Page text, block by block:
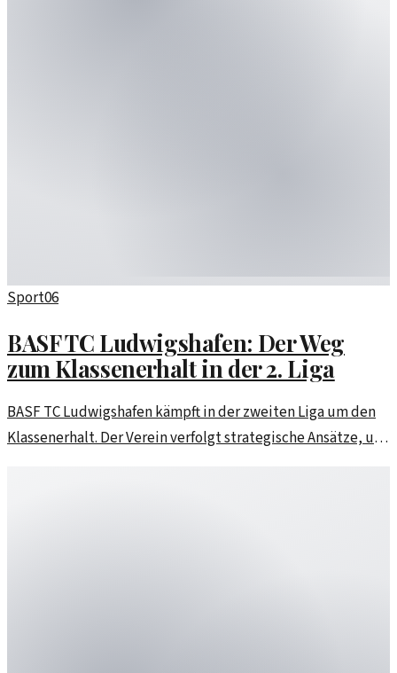
Sport06
BASF TC Ludwigshafen: Der Weg
zum Klassenerhalt in der 2. Liga
BASF TC Ludwigshafen kämpft in der zweiten Liga um den
Klassenerhalt. Der Verein verfolgt strategische Ansätze, um